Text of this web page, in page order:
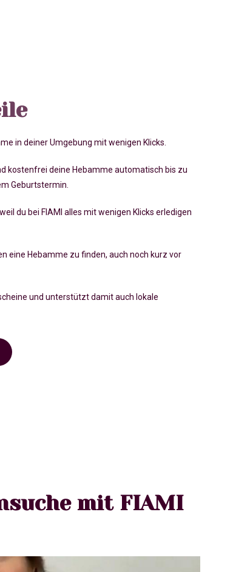
in deiner Umgebung mit wenigen Klicks.
kostenfrei deine Hebamme automatisch bis zu
Geburtstermin.
du bei FIAMI alles mit wenigen Klicks erledigen
eine Hebamme zu finden, auch noch kurz vor
und unterstützt damit auch lokale
mit FIAMI